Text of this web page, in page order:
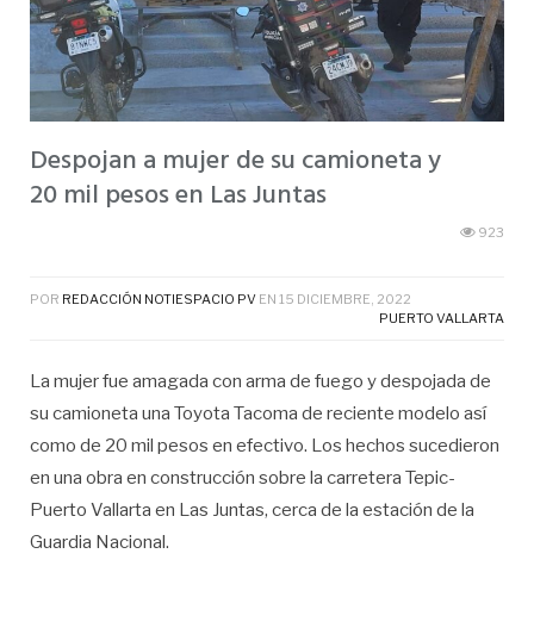
Despojan a mujer de su camioneta y
20 mil pesos en Las Juntas
923
POR REDACCIÓN NOTIESPACIO PV EN 15 DICIEMBRE, 2022
PUERTO VALLARTA
La mujer fue amagada con arma de fuego y despojada de
su camioneta una Toyota Tacoma de reciente modelo así
como de 20 mil pesos en efectivo. Los hechos sucedieron
en una obra en construcción sobre la carretera Tepic-
Puerto Vallarta en Las Juntas, cerca de la estación de la
Guardia Nacional.